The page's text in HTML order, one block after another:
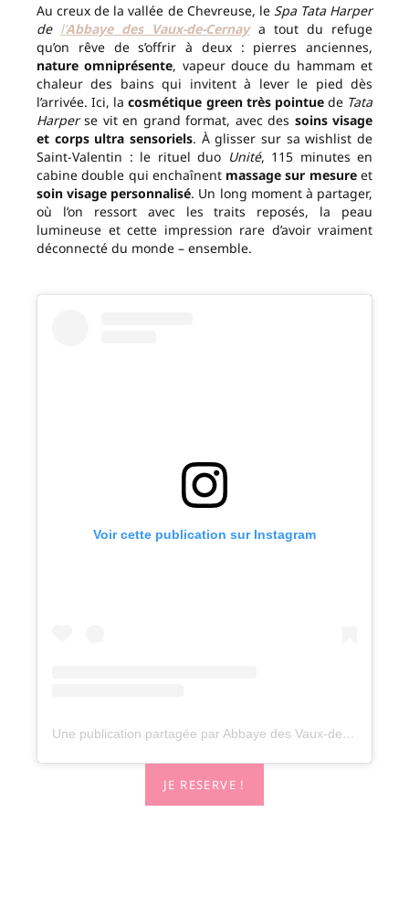
Au creux de la vallée de Chevreuse, le Spa Tata Harper
de l’Abbaye des Vaux-de-Cernaya tout du refuge
qu’on rêve de s’offrir à deux : pierres anciennes,
nature omniprésente, vapeur douce du hammam et
chaleur des bains qui invitent à lever le pied dès
l’arrivée. Ici, la cosmétique green très pointuede Tata
Harperse vit en grand format, avec des soins visage
et corps ultra sensoriels. À glisser sur sa wishlist de
Saint-Valentin : le rituel duo Unité, 115 minutes en
cabine double qui enchaînent massage sur mesureet
soin visage personnalisé. Un long moment à partager,
où l’on ressort avec les traits reposés, la peau
lumineuse et cette impression rare d’avoir vraiment
déconnecté du monde – ensemble.
Voir cette publication sur Instagram
Une publication partagée par Abbaye des Vaux-de-Cernay (@abbayedesvauxdecernay_hotel)
JE RESERVE !